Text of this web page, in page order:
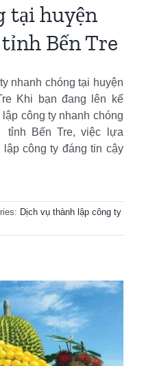
tại huyện
Bến Tre
nhanh chóng tại huyện
Khi bạn đang lên kế
công ty nhanh chóng
tỉnh Bến Tre, việc lựa
công ty đáng tin cậy
Dịch vụ thành lập công ty